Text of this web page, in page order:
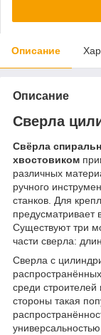
Описание
Описание
Сверла
Свёрла
хвостовиком
различных
ручного
станков. Для
предусматривает
Существуют три
части сверла:
Сверла с
среди
стороны такая